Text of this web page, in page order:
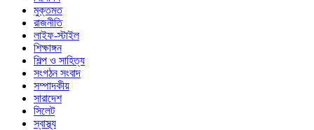
মুক্তমত
রাজনীতি
লাইফ-স্টাইল
শিক্ষাঙ্গন
শিল্প ও সাহিত্য
সংগঠন সংবাদ
সম্পাদকীয়
সারাদেশ
সিলেট
স্বাস্থ্য